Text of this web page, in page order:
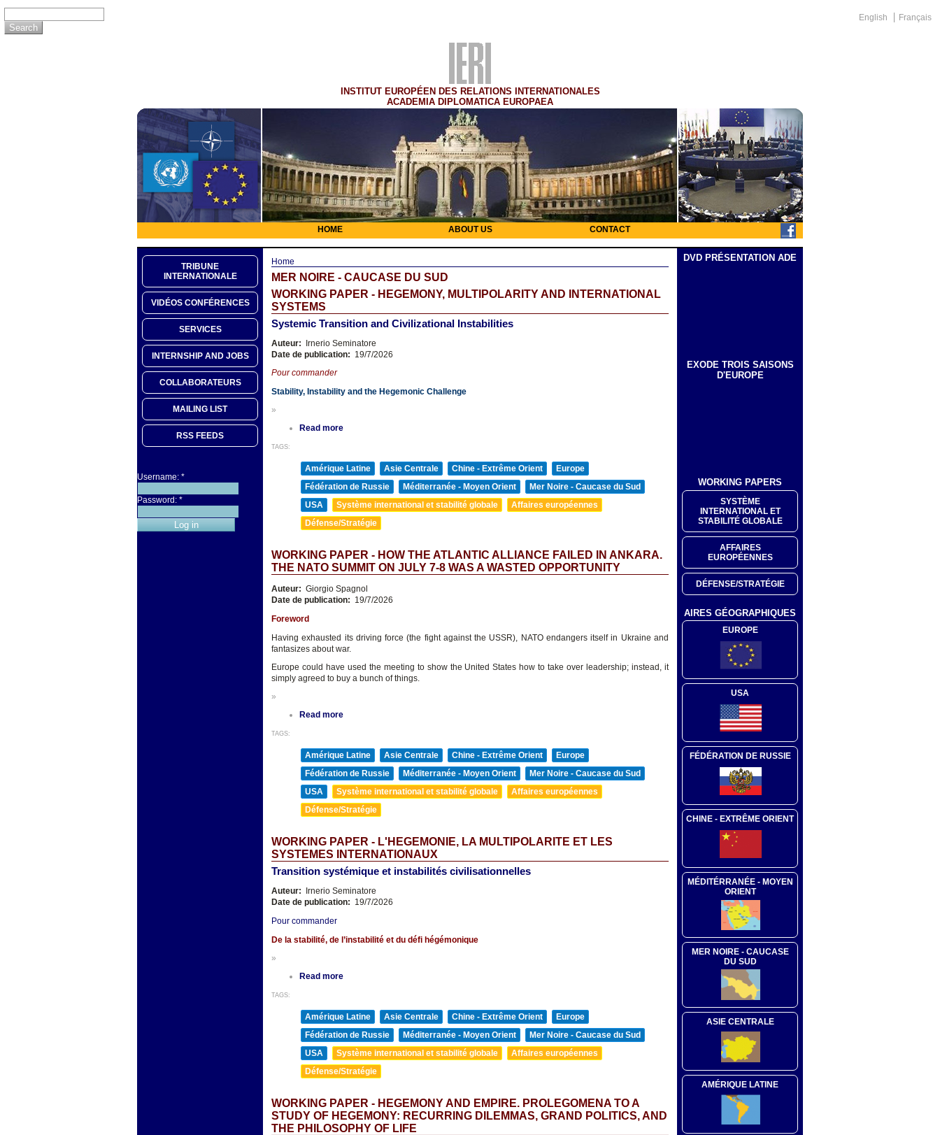
English Français
INSTITUT EUROPÉEN DES RELATIONS INTERNATIONALES
ACADEMIA DIPLOMATICA EUROPAEA
HOME ABOUT US CONTACT
TRIBUNE
INTERNATIONALE
VIDÉOS CONFÉRENCES
SERVICES
INTERNSHIP AND JOBS
COLLABORATEURS
MAILING LIST
RSS FEEDS
Username: *
Password: *
Home
MER NOIRE - CAUCASE DU SUD
WORKING PAPER - HEGEMONY, MULTIPOLARITY AND INTERNATIONAL
SYSTEMS
Systemic Transition and Civilizational Instabilities
Auteur: Irnerio Seminatore
Date de publication: 19/7/2026
Pour commander
Stability, Instability and the Hegemonic Challenge
»
Read more
TAGS:
Amérique Latine Asie Centrale Chine - Extrême Orient
Europe
Fédération de Russie
Méditerranée - Moyen Orient
Mer Noire - Caucase du Sud
USA
Système international et stabilité globale
Affaires européennes
Défense/Stratégie
WORKING PAPER - HOW THE ATLANTIC ALLIANCE FAILED IN ANKARA.
THE NATO SUMMIT ON JULY 7-8 WAS A WASTED OPPORTUNITY
Auteur: Giorgio Spagnol
Date de publication: 19/7/2026
Foreword
Having exhausted its driving force (the fight against the USSR), NATO endangers itself in Ukraine and
fantasizes about war.
Europe could have used the meeting to show the United States how to take over leadership; instead, it
simply agreed to buy a bunch of things.
»
Read more
TAGS:
Amérique Latine Asie Centrale Chine - Extrême Orient
Europe
Fédération de Russie
Méditerranée - Moyen Orient
Mer Noire - Caucase du Sud
USA
Système international et stabilité globale
Affaires européennes
Défense/Stratégie
WORKING PAPER - L'HEGEMONIE, LA MULTIPOLARITE ET LES
SYSTEMES INTERNATIONAUX
Transition systémique et instabilités civilisationnelles
Auteur:
Irnerio Seminatore
Date de publication: 19/7/2026
Pour commander
De la stabilité, de l’instabilité et du défi hégémonique
»
Read more
TAGS:
Amérique Latine Asie Centrale Chine - Extrême Orient
Europe
Fédération de Russie
Méditerranée - Moyen Orient
Mer Noire - Caucase du Sud
USA
Système international et stabilité globale
Affaires européennes
Défense/Stratégie
WORKING PAPER - HEGEMONY AND EMPIRE. PROLEGOMENA TO A
STUDY OF HEGEMONY: RECURRING DILEMMAS, GRAND POLITICS, AND
THE PHILOSOPHY OF LIFE
DVD PRÉSENTATION ADE
EXODE TROIS SAISONS
D'EUROPE
WORKING PAPERS
SYSTÈME
INTERNATIONAL ET
STABILITÉ GLOBALE
AFFAIRES
EUROPÉENNES
DÉFENSE/STRATÉGIE
AIRES GÉOGRAPHIQUES
EUROPE
USA
FÉDÉRATION DE RUSSIE
CHINE - EXTRÊME ORIENT
MÉDITÉRRANÉE - MOYEN
ORIENT
MER NOIRE - CAUCASE
DU SUD
ASIE CENTRALE
AMÉRIQUE LATINE